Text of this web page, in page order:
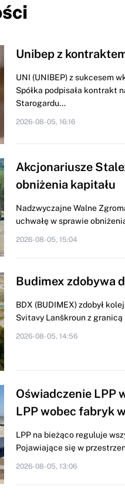
Unibep z
UNI (UNIBEP) z sukcesem
Spółka podpisała kontrakt
Starogardu...
2026-08-05, 16:16
Akcjonariusze
obniżenia kapitału
Nadzwyczajne Walne
uchwałę w sprawie
2026-08-05, 15:04
Budimex zdobywa
BDX (BUDIMEX) zdobył
Svitavy Lanškroun z
2026-08-05, 14:56
Oświadczenie LPP
LPP wobec fabryk
LPP na bieżąco reguluje
Pojawiające się w
2026-08-05, 13:06